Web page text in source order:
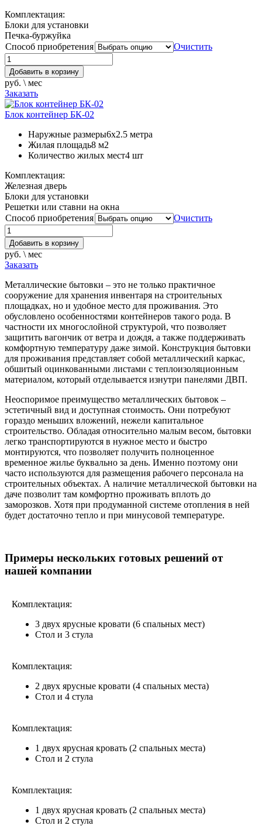
Комплектация:
Блоки для установки
Печка-буржуйка
Способ приобретения
Очистить
Добавить в корзину
руб. \ мес
Заказать
Блок контейнер БК-02
Наружные размеры6х2.5 метра
Жилая площадь8 м2
Количество жилых мест4 шт
Комплектация:
Железная дверь
Блоки для установки
Решетки или ставни на окна
Способ приобретения
Очистить
Добавить в корзину
руб. \ мес
Заказать
Металлические бытовки – это не только практичное
сооружение для хранения инвентаря на строительных
площадках, но и удобное место для проживания. Это
обусловлено особенностями контейнеров такого рода. В
частности их многослойной структурой, что позволяет
защитить вагончик от ветра и дождя, а также поддерживать
комфортную температуру даже зимой. Конструкция бытовки
для проживания представляет собой металлический каркас,
обшитый оцинкованными листами с теплоизоляционным
материалом, который отделывается изнутри панелями ДВП.
Неоспоримое преимущество металлических бытовок –
эстетичный вид и доступная стоимость. Они потребуют
гораздо меньших вложений, нежели капитальное
строительство. Обладая относительно малым весом, бытовки
легко транспортируются в нужное место и быстро
монтируются, что позволяет получить полноценное
временное жилье буквально за день. Именно поэтому они
часто используются для размещения рабочего персонала на
строительных объектах. А наличие металлической бытовки на
даче позволит там комфортно проживать вплоть до
заморозков. Хотя при продуманной системе отопления в ней
будет достаточно тепло и при минусовой температуре.
Примеры нескольких готовых решений от
нашей компании
Комплектация:
3 двух ярусные кровати (6 спальных мест)
Стол и 3 стула
Комплектация:
2 двух ярусные кровати (4 спальных места)
Стол и 4 стула
Комплектация:
1 двух ярусная кровать (2 спальных места)
Стол и 2 стула
Комплектация:
1 двух ярусная кровать (2 спальных места)
Стол и 2 стула